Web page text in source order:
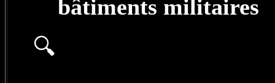
bâtiments militaires
🔍